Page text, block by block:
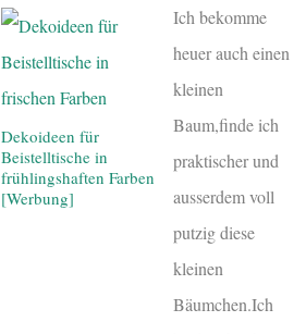
Dekoideen für
Beistelltische in
frühlingshaften Farben
[Werbung]
Ich bekomme
heuer auch einen
kleinen
Baum,finde ich
praktischer und
ausserdem voll
putzig diese
kleinen
Bäumchen.Ich